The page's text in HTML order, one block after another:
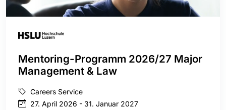
Mentoring-Programm 2026/27 Major
Management & Law
Careers Service
27. April 2026 - 31. Januar 2027